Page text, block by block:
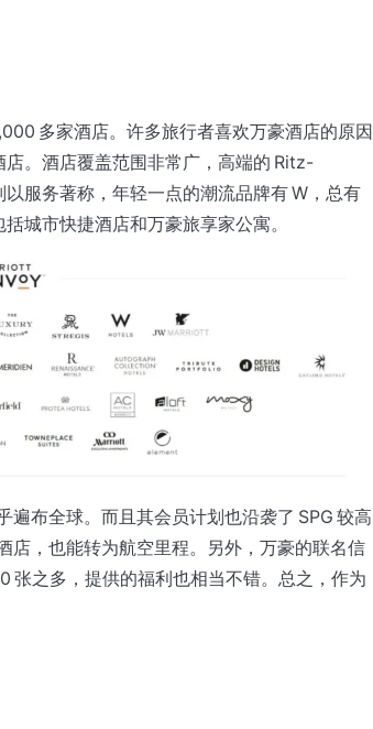
多家酒店。许多旅行者喜欢万豪酒店的原因
。酒店覆盖范围非常广，高端的 Ritz-
服务著称，年轻一点的潮流品牌有 W，总有
城市快捷酒店和万豪旅享家公寓。
布全球。而且其会员计划也沿袭了 SPG 较高
店，也能转为航空里程。另外，万豪的联名信
张之多，提供的福利也相当不错。总之，作为